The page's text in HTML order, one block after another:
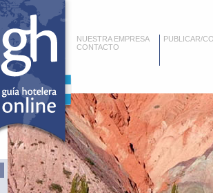
NUESTRA EMPRESA
CONTACTO
PUBLICAR/